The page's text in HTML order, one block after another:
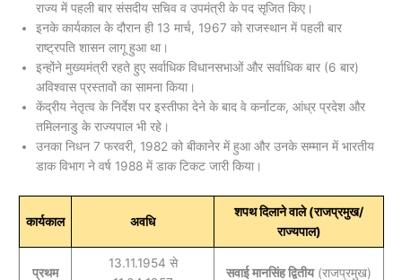
राज्य में पहली बार संसदीय सचिव व उपमंत्री के पद सृजित किए।
इनके कार्यकाल के दौरान ही 13 मार्च, 1967 को राजस्थान में पहली बार
राष्ट्रपति शासन लागू हुआ था।
इन्होंने मुख्यमंत्री रहते हुए सर्वाधिक विधानसभाओं और सर्वाधिक बार (6 बार)
अविश्वास प्रस्तावों का सामना किया।
केंद्रीय नेतृत्व के निर्देश पर इस्तीफा देने के बाद वे कर्नाटक, आंध्र प्रदेश और
तमिलनाडु के राज्यपाल भी रहे।
उनका निधन 7 फरवरी, 1982 को बीकानेर में हुआ और उनके सम्मान में भारतीय
डाक विभाग ने वर्ष 1988 में डाक टिकट जारी किया।
कार्यकाल अवधि
शपथ दिलाने वाले (राजप्रमुख/
राज्यपाल)
प्रथम
13.11.1954 से
सवाई मानसिंह द्वितीय(राजप्रमुख)